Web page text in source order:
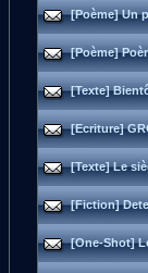
[Poème] Un
[Poème]
[Texte]
[Ecriture]
[Texte] Le
[Fiction]
[One-Shot]